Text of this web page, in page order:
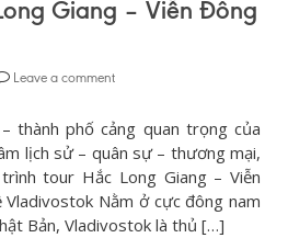
Giang – Viễn Đông
Leave a comment
thành phố cảng quan trọng của
lịch sử – quân sự – thương mại,
tour Hắc Long Giang – Viễn
Nằm ở cực đông nam
Bản, Vladivostok là thủ […]